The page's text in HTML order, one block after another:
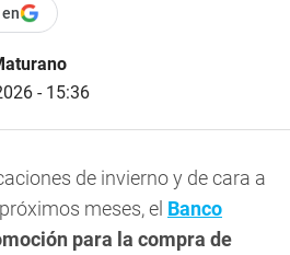
- 15:36
de invierno y de cara a
meses, el Banco
para la compra de